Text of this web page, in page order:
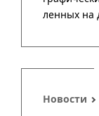
Новости